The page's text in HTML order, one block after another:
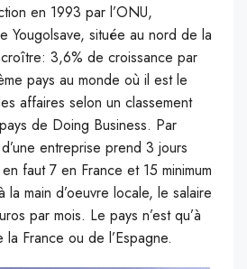
en 1993 par l’ONU,
Yougolsave, située au nord de la
3,6% de croissance par
pays au monde où il est le
affaires selon un classement
de Doing Business. Par
entreprise prend 3 jours
faut 7 en France et 15 minimum
main d’oeuvre locale, le salaire
par mois. Le pays n’est qu’à
la France ou de l’Espagne.